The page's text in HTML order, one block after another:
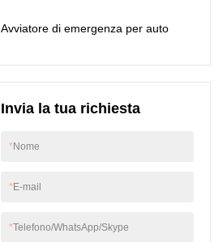
prestazioni. Mostrerà il
Avviatore di emergenza per auto
Invia la tua richiesta
*Nome
*E-mail
*Telefono/WhatsApp/Skype